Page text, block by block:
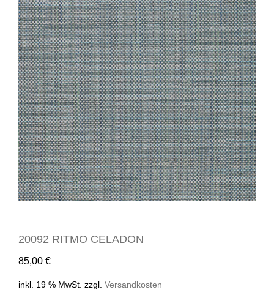
20092 RITMO CELADON
85,00 €
inkl. 19 % MwSt. zzgl. Versandkosten